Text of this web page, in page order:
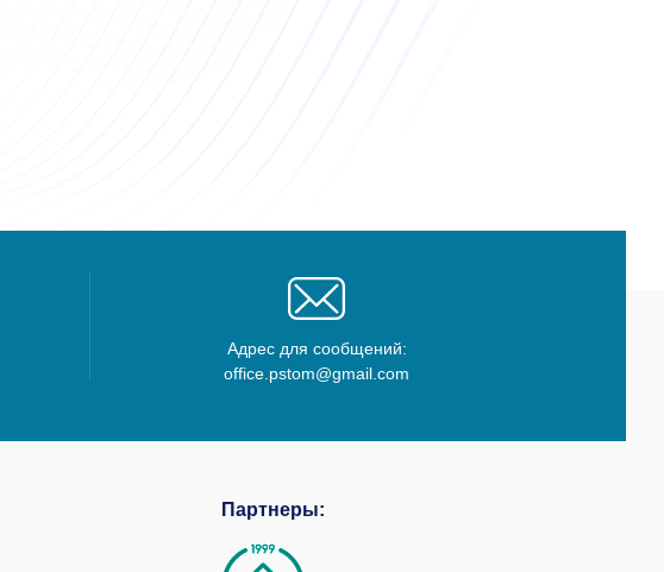
Адрес для сообщений:
office.pstom@gmail.com
Партнеры: